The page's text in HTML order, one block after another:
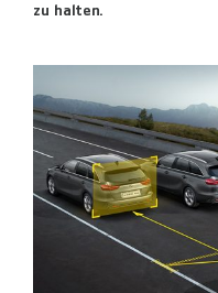
zu halten.